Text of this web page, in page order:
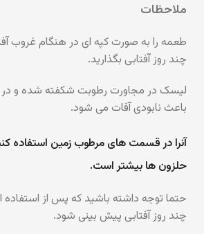
ملاحظات
طعمه را به صورت کپه ای در هنگام غروب
چند روز آفتابی بگذارید.
لیسک در مجاورت رطوبت شکفته شده و در
باعث نابودی آفات می شود.
آنرا در قسمت های مرطوب زمین استفاده
حلزون ها بیشتر است.
حتما توجه داشته باشید که پس از
چند روز آفتابی پیش بینی شود.